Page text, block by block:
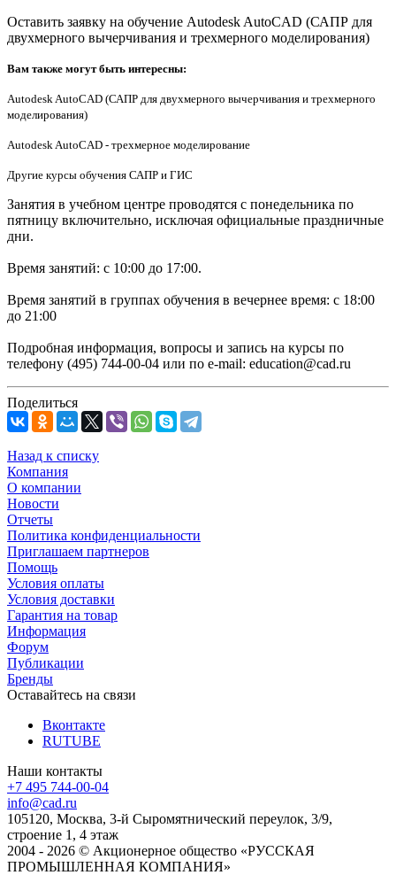
Оставить заявку на обучение Autodesk AutoCAD (САПР для
двухмерного вычерчивания и трехмерного моделирования)
Вам также могут быть интересны:
Autodesk AutoCAD (САПР для двухмерного вычерчивания и трехмерного
моделирования)
Autodesk AutoCAD - трехмерное моделирование
Другие курсы обучения САПР и ГИС
Занятия в учебном центре проводятся с понедельника по
пятницу включительно, исключая официальные праздничные
дни.
Время занятий: с 10:00 до 17:00.
Время занятий в группах обучения в вечернее время: с 18:00
до 21:00
Подробная информация, вопросы и запись на курсы по
телефону (495) 744-00-04 или по e-mail: education@cad.ru
Поделиться
Назад к списку
Компания
О компании
Новости
Отчеты
Политика конфиденциальности
Приглашаем партнеров
Помощь
Условия оплаты
Условия доставки
Гарантия на товар
Информация
Форум
Публикации
Бренды
Оставайтесь на связи
Вконтакте
RUTUBE
Наши контакты
+7 495 744-00-04
info@cad.ru
105120, Москва, 3-й Сыромятнический переулок, 3/9,
строение 1, 4 этаж
2004 - 2026 © Акционерное общество «РУССКАЯ
ПРОМЫШЛЕННАЯ КОМПАНИЯ»